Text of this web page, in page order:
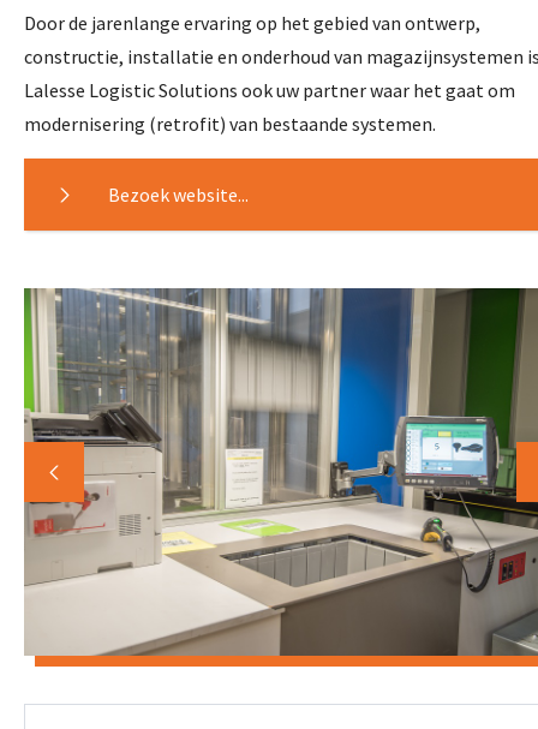
Door de jarenlange ervaring op het gebied van ontwerp,
constructie, installatie en onderhoud van magazijnsystemen
Lalesse Logistic Solutions ook uw partner waar het gaat om
modernisering (retrofit) van bestaande systemen.
Bezoek website...